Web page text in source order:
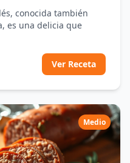
conocida también
es una delicia que
Ver Receta
Medio